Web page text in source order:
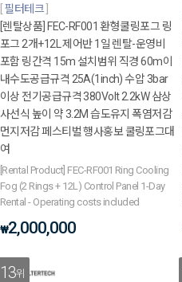
필터테크
[렌탈상품] FEC-RF001 환형쿨링포그 링
포그 2개+12L 제어반 1일 렌탈-운영비
포함 링간격 15m 설치범위 직경 60m이
내수도공급규격 25A(1inch) 수압 3bar
이상 전기공급규격 380Volt 2.2kW 삼상
사선식 높이 약 3.2M 습도유지 폭염저감
먼지저감 페스티벌 행사홍보 쿨링포그대
여
[Rental Product] FEC-RF001 Ring Cooling
Fog (2 Rings + 12L) Control Panel 1-Day
Rental - Operating costs included
₩2,000,000
13위